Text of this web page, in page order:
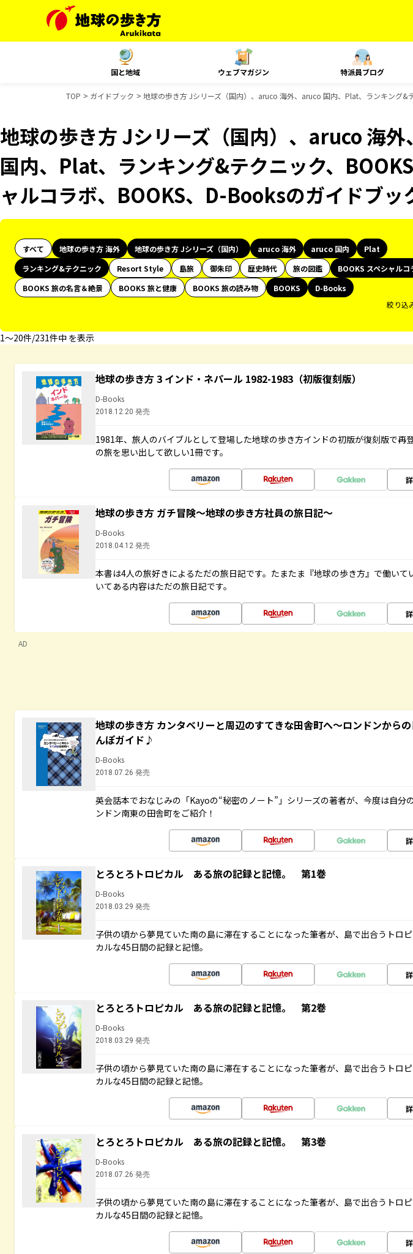
国と地域 ウェブマガジン 特派員ブログ
TOP ガイドブック 地球の歩き方 Jシリーズ（国内）、aruco 海外、aruco 国内、Plat、ランキング&
地球の歩き方 Jシリーズ（国内）、aruco 海
国内、Plat、ランキング&テクニック、
ャルコラボ、BOOKS、D-Booksのガイドブッ
すべて 地球の歩き方 海外 地球の歩き方 Jシリーズ（国内） aruco 海外 aruco 国内
Plat
ランキング&テクニック
Resort Style 島旅 御朱印 歴史時代 旅の図鑑
BOOKS スペシャルコ
BOOKS 旅の名言＆絶景
BOOKS 旅と健康 BOOKS 旅の読み物 BOOKS
D-Books
絞り込
1〜20件/231件中 を表示
地球の歩き方 3 インド・ネパール 1982-1983（初版復刻版）
D-Books
2018.12.20 発売
1981年、旅人のバイブルとして登場した地球の歩き方インドの初版が復刻版で
の旅を思い出して欲しい1冊です。
地球の歩き方 ガチ冒険～地球の歩き方社員の旅日記～
D-Books
2018.04.12 発売
本書は4人の旅好きによるただの旅日記です。たまたま『地球の歩き方』で働いて
いてある内容はただの旅日記です。
AD
地球の歩き方 カンタベリーと周辺のすてきな田舎町へ～ロンドンから
んぽガイド♪
D-Books
2018.07.26 発売
英会話本でおなじみの「Kayoの“秘密のノート”」シリーズの著者が、今度は自分
ンドン南東の田舎町をご紹介！
とろとろトロピカル ある旅の記録と記憶。 第1巻
D-Books
2018.03.29 発売
子供の頃から夢見ていた南の島に滞在することになった筆者が、島で出合うトロ
カルな45日間の記録と記憶。
とろとろトロピカル ある旅の記録と記憶。 第2巻
D-Books
2018.03.29 発売
子供の頃から夢見ていた南の島に滞在することになった筆者が、島で出合うトロ
カルな45日間の記録と記憶。
とろとろトロピカル ある旅の記録と記憶。 第3巻
D-Books
2018.07.26 発売
子供の頃から夢見ていた南の島に滞在することになった筆者が、島で出合うトロ
カルな45日間の記録と記憶。